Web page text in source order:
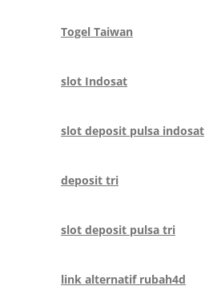
Togel Taiwan
slot Indosat
slot deposit pulsa indosat
deposit tri
slot deposit pulsa tri
link alternatif rubah4d